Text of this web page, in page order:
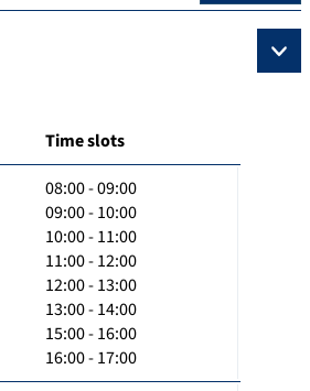
Time slots
08:00 - 09:00
09:00 - 10:00
10:00 - 11:00
11:00 - 12:00
12:00 - 13:00
13:00 - 14:00
15:00 - 16:00
16:00 - 17:00